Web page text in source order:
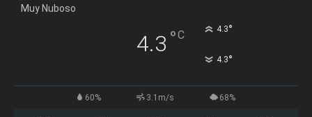
Muy Nuboso
4.3 °C 4.3°
4.3°
60% 3.1m/s 68%